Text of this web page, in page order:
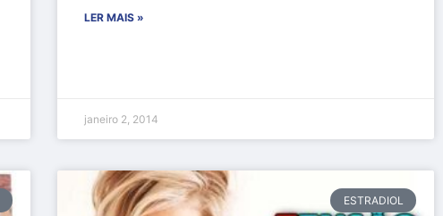
LER MAIS »
janeiro 2, 2014
ESTRADIOL